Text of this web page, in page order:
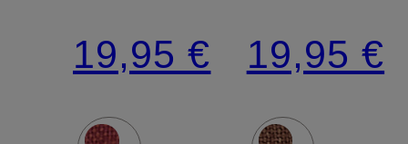
19,95 € 19,95 €